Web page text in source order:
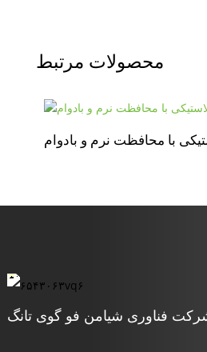
محصولات مرتبط
فناوری شیامن فو گوی تانگ